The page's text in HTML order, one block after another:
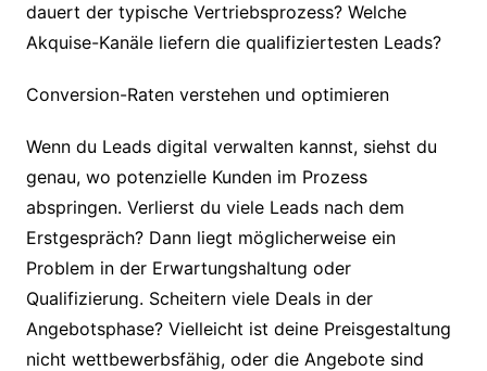
dauert der typische Vertriebsprozess? Welche
Akquise-Kanäle liefern die qualifiziertesten Leads?
Conversion-Raten verstehen und optimieren
Wenn du Leads digital verwalten kannst, siehst du
genau, wo potenzielle Kunden im Prozess
abspringen. Verlierst du viele Leads nach dem
Erstgespräch? Dann liegt möglicherweise ein
Problem in der Erwartungshaltung oder
Qualifizierung. Scheitern viele Deals in der
Angebotsphase? Vielleicht ist deine Preisgestaltung
nicht wettbewerbsfähig, oder die Angebote sind